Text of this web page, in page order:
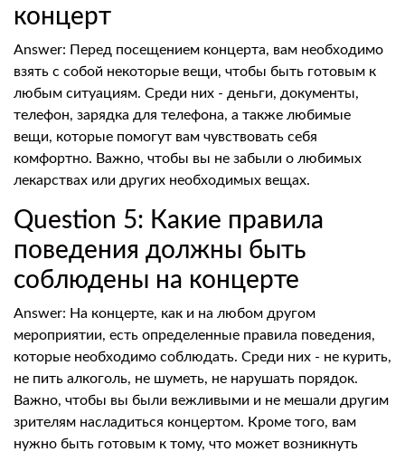
концерт
Answer: Перед посещением концерта, вам необходимо
взять с собой некоторые вещи, чтобы быть готовым к
любым ситуациям. Среди них - деньги, документы,
телефон, зарядка для телефона, а также любимые
вещи, которые помогут вам чувствовать себя
комфортно. Важно, чтобы вы не забыли о любимых
лекарствах или других необходимых вещах.
Question 5: Какие правила
поведения должны быть
соблюдены на концерте
Answer: На концерте, как и на любом другом
мероприятии, есть определенные правила поведения,
которые необходимо соблюдать. Среди них - не курить,
не пить алкоголь, не шуметь, не нарушать порядок.
Важно, чтобы вы были вежливыми и не мешали другим
зрителям насладиться концертом. Кроме того, вам
нужно быть готовым к тому, что может возникнуть